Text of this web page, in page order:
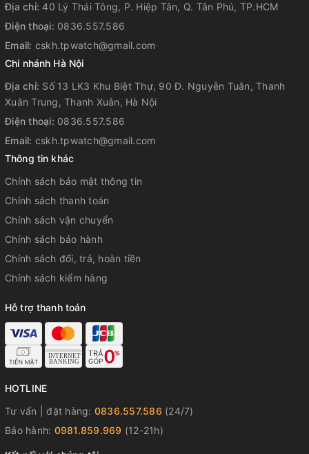
Địa chỉ: 40 Lý Thái Tông, P. Hiệp Tân, Q. Tân Phú, TP.HCM
Điện thoại: 0836.557.586
Email: cskh.tpwatch@gmail.com
Chi nhánh Hà Nội
Địa chỉ: Số 13 LK3 Khu Biệt Thự, 90 Đ. Nguyễn Tuân, Thanh
Xuân Trung, Thanh Xuân, Hà Nội
Điện thoại: 0836.557.586
Email: cskh.tpwatch@gmail.com
Thông tin khác
Chính sách bảo mật thông tin
Chính sách thanh toán
Chính sách vận chuyển
Chính sách bảo hành
Chính sách đổi, trả, hoàn tiền
Chính sách kiểm hàng
Hỗ trợ thanh toán
HOTLINE
Tư vấn | đặt hàng: 0836.557.586 (24/7)
Bảo hành: 0981.859.969 (12-21h)